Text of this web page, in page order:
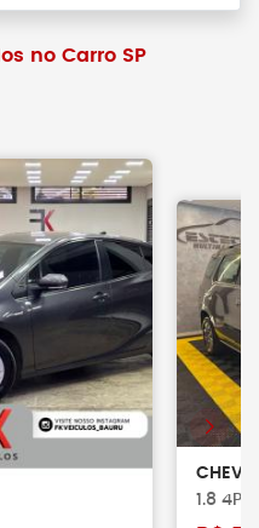
no Carro SP
1.8 4P